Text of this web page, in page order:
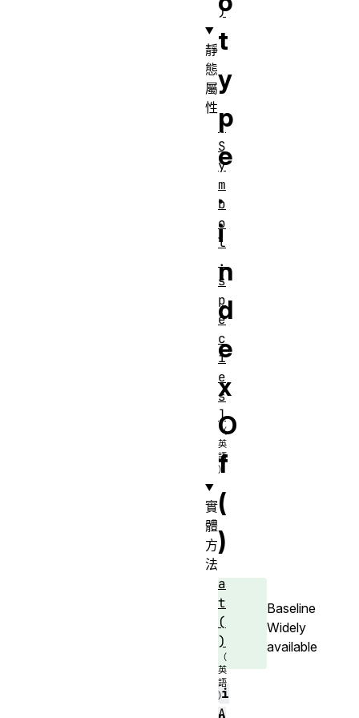
t
y
p
e
.
i
n
d
e
x
O
f
(
)
Baseline
Widely
available
i
)
靜
態
屬
性
[
S
y
m
b
o
l
.
s
p
e
c
i
e
s
]
實
體
方
法
a
t
(
)
A